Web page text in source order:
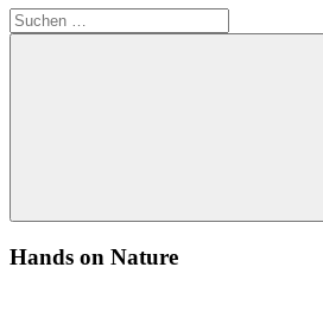
Suchen
nach:
Suchen
Hands on Nature